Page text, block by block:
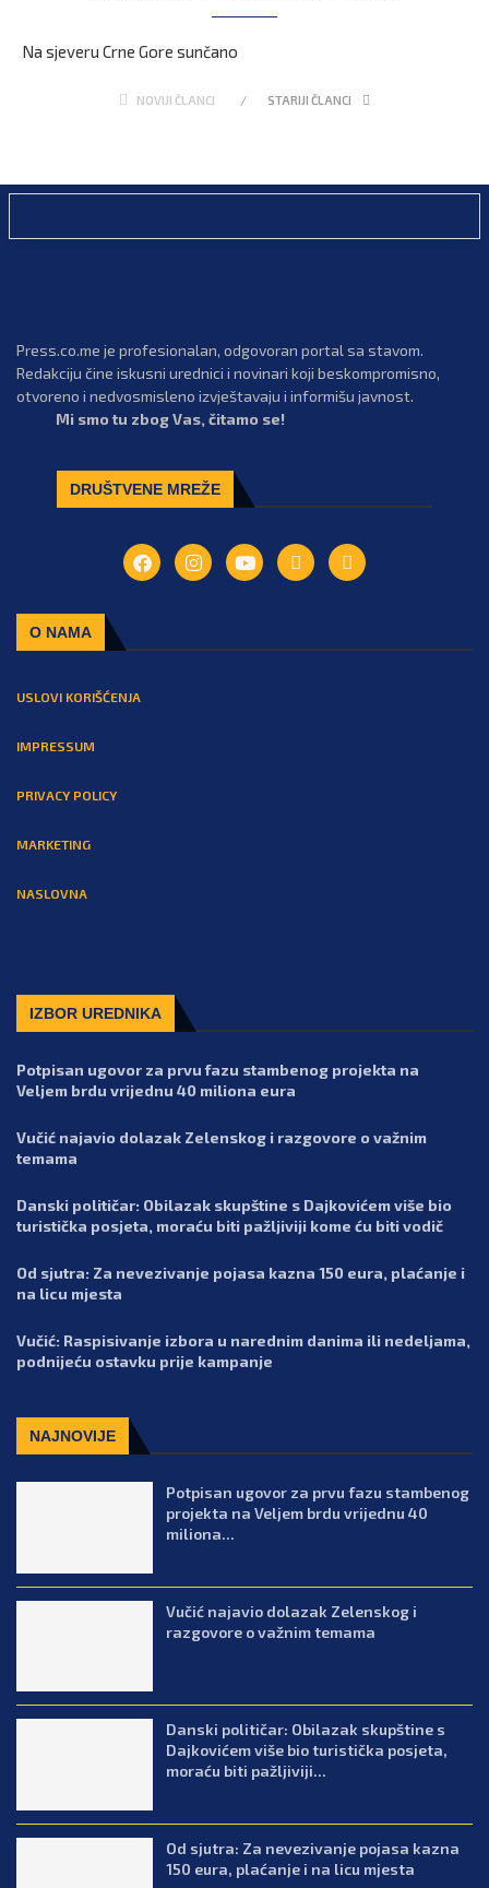
Na sjeveru Crne Gore sunčano
NOVIJI ČLANCI STARIJI ČLANCI
Press.co.me je profesionalan, odgovoran portal sa stavom.
Redakciju čine iskusni urednici i novinari koji beskompromisno,
otvoreno i nedvosmisleno izvještavaju i informišu javnost.
Mi smo tu zbog Vas, čitamo se!
DRUŠTVENE MREŽE
O NAMA
USLOVI KORIŠĆENJA
IMPRESSUM
PRIVACY POLICY
MARKETING
NASLOVNA
IZBOR UREDNIKA
Potpisan ugovor za prvu fazu stambenog projekta na
Veljem brdu vrijednu 40 miliona eura
Vučić najavio dolazak Zelenskog i razgovore o važnim
temama
Danski političar: Obilazak skupštine s Dajkovićem više bio
turistička posjeta, moraću biti pažljiviji kome ću biti vodič
Od sjutra: Za nevezivanje pojasa kazna 150 eura, plaćanje i
na licu mjesta
Vučić: Raspisivanje izbora u narednim danima ili nedeljama,
podnijeću ostavku prije kampanje
NAJNOVIJE
Potpisan ugovor za prvu fazu stambenog
projekta na Veljem brdu vrijednu 40
miliona...
Vučić najavio dolazak Zelenskog i
razgovore o važnim temama
Danski političar: Obilazak skupštine s
Dajkovićem više bio turistička posjeta,
moraću biti pažljiviji...
Od sjutra: Za nevezivanje pojasa kazna
150 eura, plaćanje i na licu mjesta